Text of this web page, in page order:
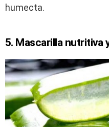
humecta.
5. Mascarilla nutritiva